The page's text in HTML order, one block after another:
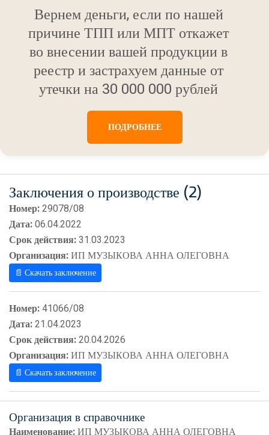
Вернем деньги, если по нашей
причине ТПП или МПТ откажет
во внесении вашей продукции в
реестр и застрахуем данные от
утечки на 30 000 000 рублей
ПОДРОБНЕЕ
Заключения о производстве (2)
Номер:29078/08
Дата:06.04.2022
Срок действия:31.03.2023
Организация:ИП МУЗЫКОВА АННА ОЛЕГОВНА
📄 Скачать заключение
Номер:41066/08
Дата:21.04.2023
Срок действия:20.04.2026
Организация:ИП МУЗЫКОВА АННА ОЛЕГОВНА
📄 Скачать заключение
Организация в справочнике
Наименование:ИП МУЗЫКОВА АННА ОЛЕГОВНА